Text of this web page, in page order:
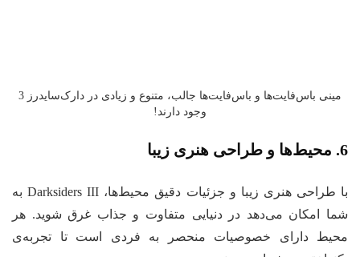
مینی باس‌فایت‌ها و باس‌فایت‌ها جالب، متنوع و زیادی در دارک‌سایدرز 3
وجود دارند!
6. محیط‌ها و طراحی هنری زیبا
با طراحی هنری زیبا و جزئیات دقیق محیط‌ها، Darksiders III به
شما امکان می‌دهد در دنیایی متفاوت و جذاب غرق شوید. هر
محیط دارای خصوصیات منحصر به فردی است تا تجربه‌ی